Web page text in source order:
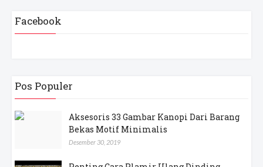
Facebook
Pos Populer
Aksesoris 33 Gambar Kanopi Dari Barang
Bekas Motif Minimalis
Desember 30, 2019